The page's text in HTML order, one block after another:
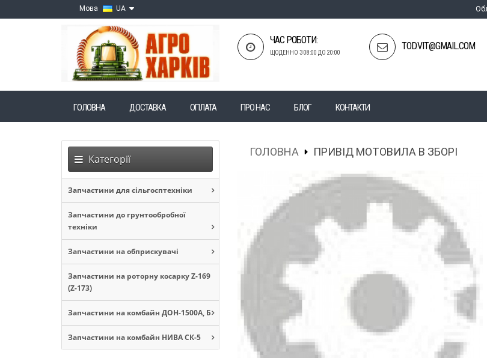
Мова UA
ЧАС РОБОТИ:
ЩОДЕННО З 08:00 ДО 20:00
TOD.VIT@GMAIL.COM
ГОЛОВНА ДОСТАВКА ОПЛАТА ПРО НАС БЛОГ КОНТАКТИ
Категорії
Запчастини для сільгосптехніки
Запчастини до грунтообробної
техніки
Запчастини на обприскувачі
Запчастини на роторну косарку Z-169
(Z-173)
Запчастини на комбайн ДОН-1500А, Б
Запчастини на комбайн НИВА СК-5
ГОЛОВНА ПРИВІД МОТОВИЛА В ЗБОРІ